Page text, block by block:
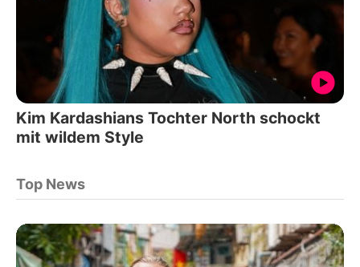
Kim Kardashians Tochter North schockt
mit wildem Style
Top News